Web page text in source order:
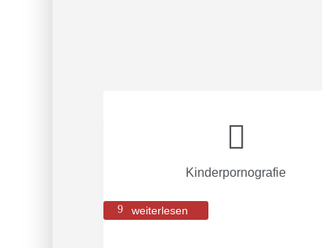

Kinderpornografie
weiterlesen